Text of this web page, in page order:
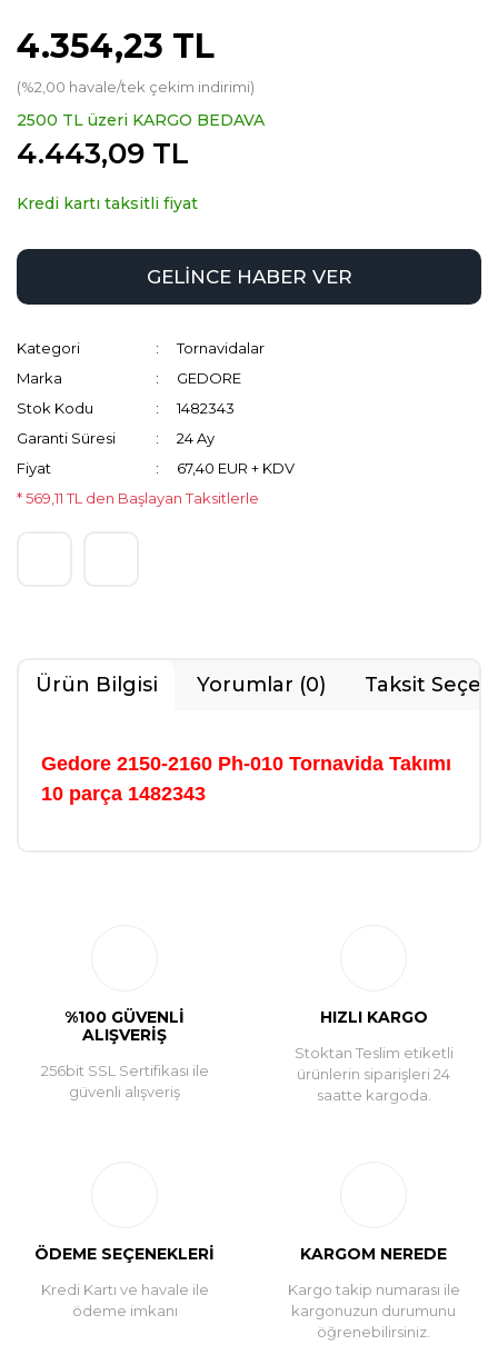
4.354,23 TL
(%2,00 havale/tek çekim indirimi)
2500 TL üzeri KARGO BEDAVA
4.443,09 TL
Kredi kartı taksitli fiyat
GELİNCE HABER VER
Kategori
Tornavidalar
Marka
GEDORE
Stok Kodu
1482343
Garanti Süresi
24 Ay
Fiyat
67,40 EUR + KDV
* 569,11 TL den Başlayan Taksitlerle
Ürün Bilgisi Yorumlar (0) Taksit
Gedore 2150-2160 Ph-010 Tornavida Takımı
10 parça 1482343
%100 GÜVENLİ
ALIŞVERİŞ
256bit SSL Sertifikası ile
güvenli alışveriş
HIZLI KARGO
Stoktan Teslim etiketli
ürünlerin siparişleri 24
saatte kargoda.
ÖDEME SEÇENEKLERİ
Kredi Kartı ve havale ile
ödeme imkanı
KARGOM NEREDE
Kargo takip numarası ile
kargonuzun durumunu
öğrenebilirsiniz.